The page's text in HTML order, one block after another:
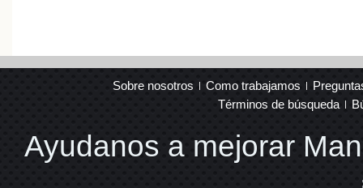
Sobre nosotros Como trabajamos
Términos de búsqueda
Ayudanos a mejorar